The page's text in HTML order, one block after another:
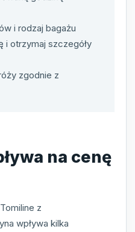
i rodzaj bagażu
i otrzymaj szczegóły
zgodnie z
na cenę
z
wpływa kilka